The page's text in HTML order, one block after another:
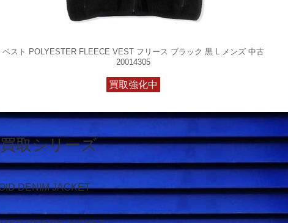
ベスト POLYESTER FLEECE VEST フリース ブラック 黒 L メンズ 中古
20014305
買取強化中
取シリーズ
DENIM JACKET